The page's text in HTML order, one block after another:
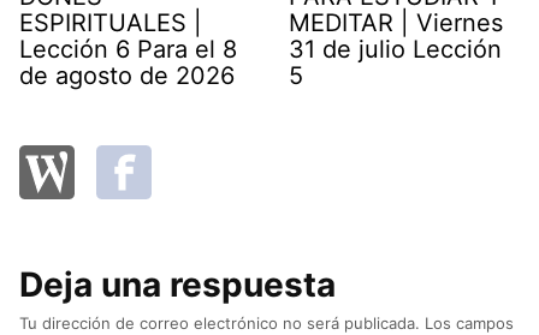
ESPIRITUALES |
Lección 6 Para el 8
de agosto de 2026
MEDITAR | Viernes
31 de julio Lección
5
Deja una respuesta
Tu dirección de correo electrónico no será publicada. Los campos